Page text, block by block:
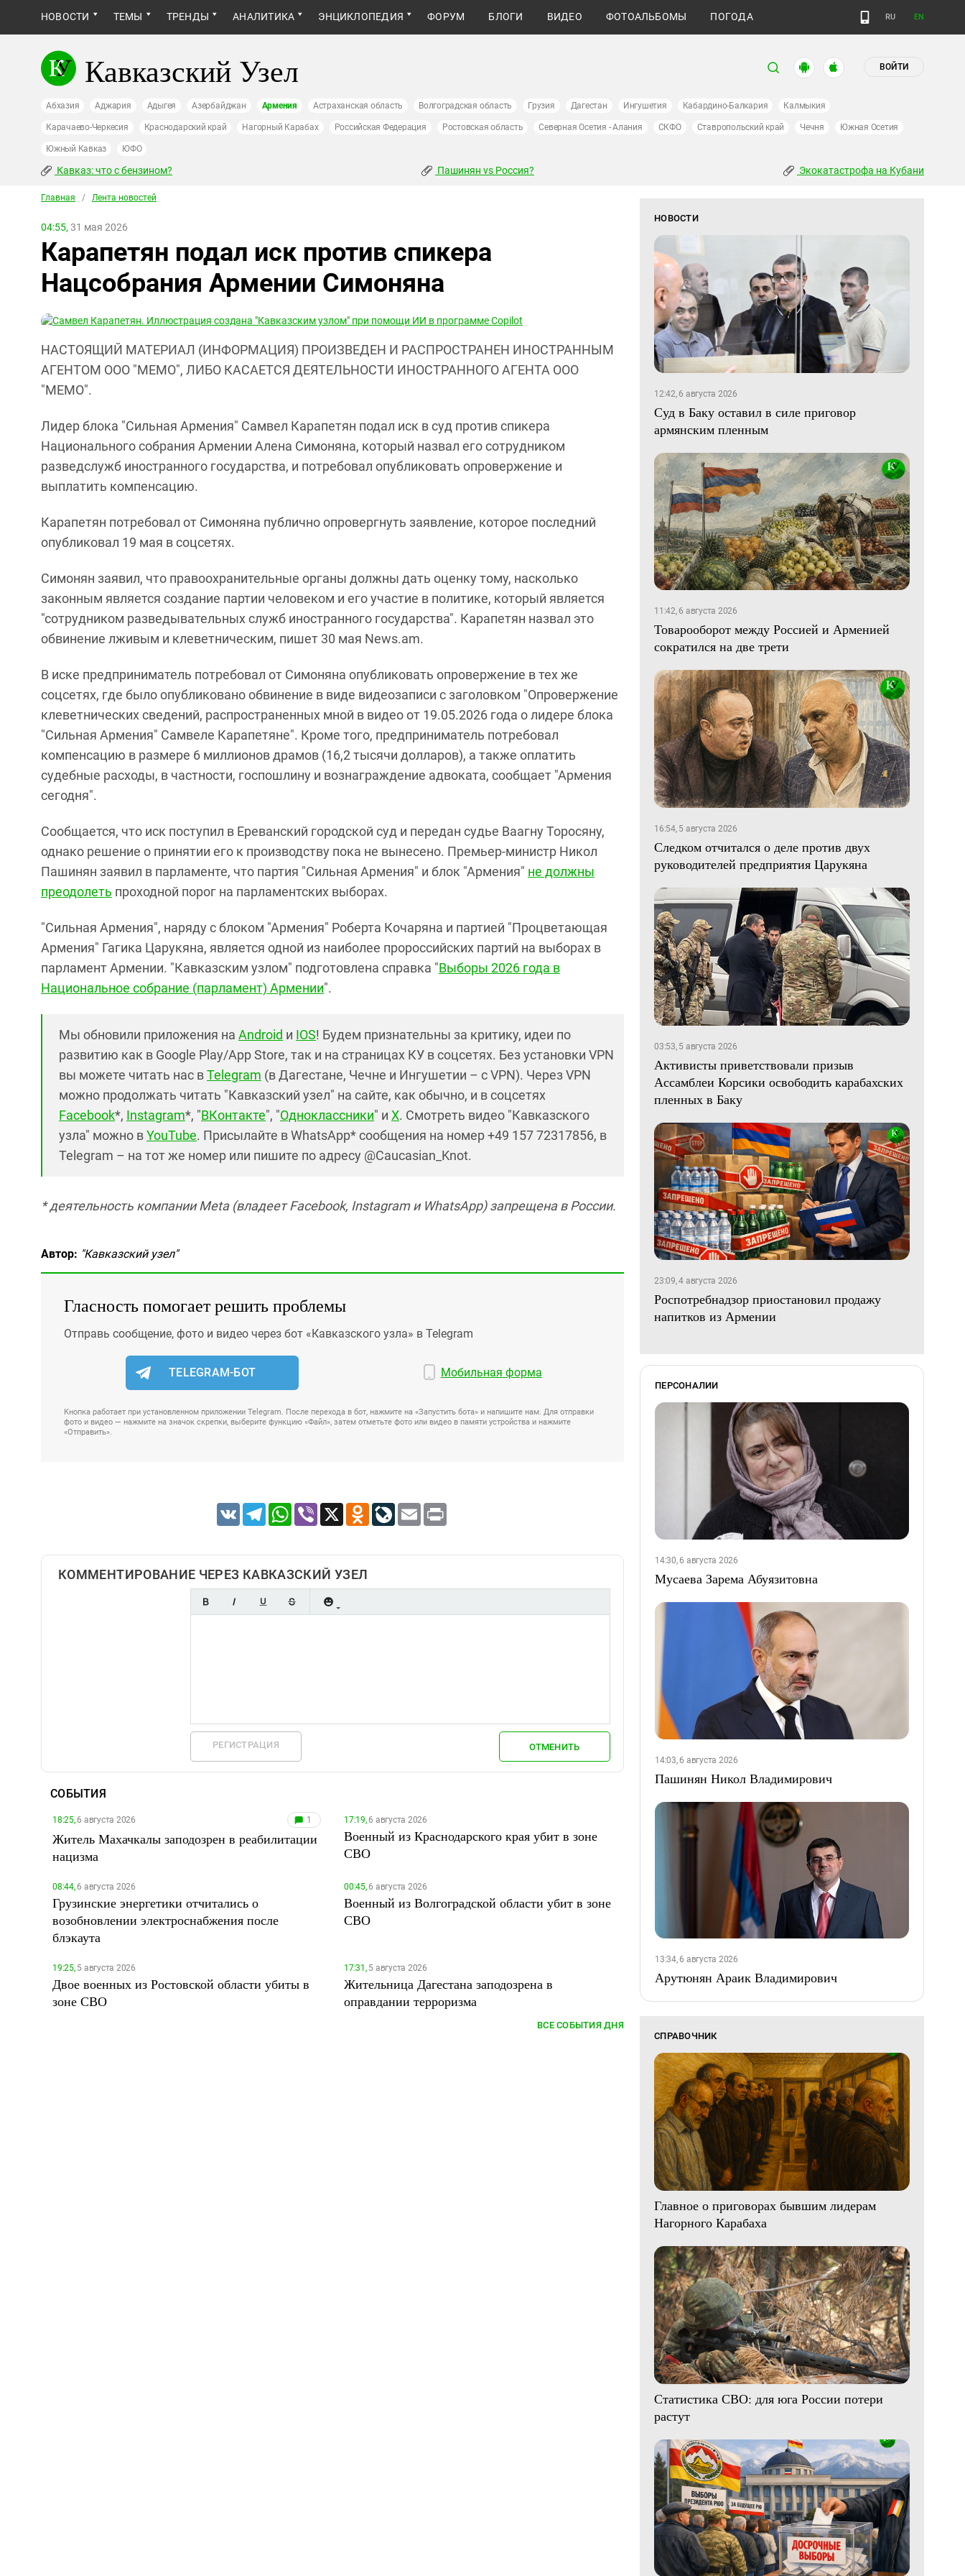
НОВОСТИ ТЕМЫ ТРЕНДЫ АНАЛИТИКА ЭНЦИКЛОПЕДИЯ ФОРУМ БЛОГИ ВИДЕО ФОТОАЛЬБОМЫ ПОГОДА RU EN
Кавказский Узел ВОЙТИ
Абхазия Аджария Адыгея Азербайджан Армения Астраханская область Волгоградская область Грузия Дагестан Ингушетия Кабардино-Балкария Калмыкия
Карачаево-Черкесия Краснодарский край Нагорный Карабах Российская Федерация Ростовская область Северная Осетия - Алания СКФО Ставропольский край Чечня Южная Осетия
Южный Кавказ ЮФО
Кавказ: что с бензином? Пашинян vs Россия? Экокатастрофа на Кубани
Главная / Лента новостей
04:55, 31 мая 2026
Карапетян подал иск против спикера
Нацсобрания Армении Симоняна
НАСТОЯЩИЙ МАТЕРИАЛ (ИНФОРМАЦИЯ) ПРОИЗВЕДЕН И РАСПРОСТРАНЕН ИНОСТРАННЫМ
АГЕНТОМ ООО "МЕМО", ЛИБО КАСАЕТСЯ ДЕЯТЕЛЬНОСТИ ИНОСТРАННОГО АГЕНТА ООО
"МЕМО".
Лидер блока "Сильная Армения" Самвел Карапетян подал иск в суд против спикера
Национального собрания Армении Алена Симоняна, который назвал его сотрудником
разведслужб иностранного государства, и потребовал опубликовать опровержение и
выплатить компенсацию.
Карапетян потребовал от Симоняна публично опровергнуть заявление, которое последний
опубликовал 19 мая в соцсетях.
Симонян заявил, что правоохранительные органы должны дать оценку тому, насколько
законным является создание партии человеком и его участие в политике, который является
"сотрудником разведывательных служб иностранного государства". Карапетян назвал это
обвинение лживым и клеветническим, пишет 30 мая News.am.
В иске предприниматель потребовал от Симоняна опубликовать опровержение в тех же
соцсетях, где было опубликовано обвинение в виде видеозаписи с заголовком "Опровержение
клеветнических сведений, распространенных мной в видео от 19.05.2026 года о лидере блока
"Сильная Армения" Самвеле Карапетяне". Кроме того, предприниматель потребовал
компенсацию в размере 6 миллионов драмов (16,2 тысячи долларов), а также оплатить
судебные расходы, в частности, госпошлину и вознаграждение адвоката, сообщает "Армения
сегодня".
Сообщается, что иск поступил в Ереванский городской суд и передан судье Ваагну Торосяну,
однако решение о принятии его к производству пока не вынесено. Премьер-министр Никол
Пашинян заявил в парламенте, что партия "Сильная Армения" и блок "Армения" не должны
преодолеть проходной порог на парламентских выборах.
"Сильная Армения", наряду с блоком "Армения" Роберта Кочаряна и партией "Процветающая
Армения" Гагика Царукяна, является одной из наиболее пророссийских партий на выборах в
парламент Армении. "Кавказским узлом" подготовлена справка "Выборы 2026 года в
Национальное собрание (парламент) Армении".
Мы обновили приложения на Android и IOS! Будем признательны за критику, идеи по
развитию как в Google Play/App Store, так и на страницах КУ в соцсетях. Без установки VPN
вы можете читать нас вTelegram (в Дагестане, Чечне и Ингушетии – с VPN). Через VPN
можно продолжать читать "Кавказский узел" на сайте, как обычно, и в соцсетях
Facebook*, Instagram*, "ВКонтакте", "Одноклассники" и X. Смотреть видео "Кавказского
узла" можно вYouTube. Присылайте в WhatsApp* сообщения на номер +49 157 72317856, в
Telegram – на тот же номер или пишите по адресу @Caucasian_Knot.
* деятельность компании Meta (владеет Facebook, Instagram и WhatsApp) запрещена в России.
Автор: "Кавказский узел"
Гласность помогает решить проблемы
Отправь сообщение, фото и видео через бот «Кавказского узла» в Telegram
TELEGRAM-БОТ Мобильная форма
Кнопка работает при установленном приложении Telegram. После перехода в бот, нажмите на «Запустить бота» и напишите нам. Для отправки
фото и видео — нажмите на значок скрепки, выберите функцию «Файл», затем отметьте фото или видео в памяти устройства и нажмите
«Отправить».
VK TelegramWhatsApp
Viber X Odnoklassniki
LiveJournal
Email
КОММЕНТИРОВАНИЕ ЧЕРЕЗ КАВКАЗСКИЙ УЗЕЛ
РЕГИСТРАЦИЯ ОТМЕНИТЬ
СОБЫТИЯ
18:25,6 августа 2026 1
Житель Махачкалы заподозрен в реабилитации
нацизма
17:19,6 августа 2026
Военный из Краснодарского края убит в зоне
СВО
08:44,6 августа 2026
Грузинские энергетики отчитались о
возобновлении электроснабжения после
блэкаута
00:45,6 августа 2026
Военный из Волгоградской области убит в зоне
СВО
19:25,5 августа 2026
Двое военных из Ростовской области убиты в
зоне СВО
17:31,5 августа 2026
Жительница Дагестана заподозрена в
оправдании терроризма
ВСЕ СОБЫТИЯ ДНЯ
НОВОСТИ
12:42, 6 августа 2026
Суд в Баку оставил в силе приговор
армянским пленным
11:42, 6 августа 2026
Товарооборот между Россией и Арменией
сократился на две трети
16:54, 5 августа 2026
Следком отчитался о деле против двух
руководителей предприятия Царукяна
03:53, 5 августа 2026
Активисты приветствовали призыв
Ассамблеи Корсики освободить карабахских
пленных в Баку
23:09, 4 августа 2026
Роспотребнадзор приостановил продажу
напитков из Армении
ПЕРСОНАЛИИ
14:30, 6 августа 2026
Мусаева Зарема Абуязитовна
14:03, 6 августа 2026
Пашинян Никол Владимирович
13:34, 6 августа 2026
Арутюнян Араик Владимирович
СПРАВОЧНИК
Главное о приговорах бывшим лидерам
Нагорного Карабаха
Статистика СВО: для юга России потери
растут